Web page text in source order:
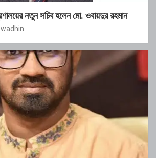
নতুন সচিব হলেন মো. ওবায়দুর রহমান